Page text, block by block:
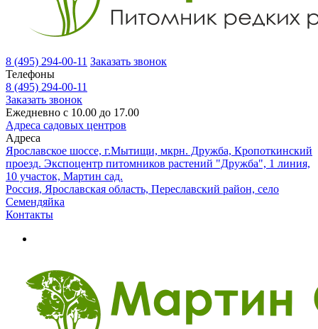
8 (495) 294-00-11 Заказать звонок
Телефоны
8 (495) 294-00-11
Заказать звонок
Ежедневно с 10.00 до 17.00
Адреса садовых центров
Адреса
Ярославское шоссе, г.Мытищи, мкрн. Дружба, Кропоткинский
проезд. Экспоцентр питомников растений "Дружба", 1 линия,
10 участок, Мартин сад.
Россия, Ярославская область, Переславский район, село
Семендяйка
Контакты